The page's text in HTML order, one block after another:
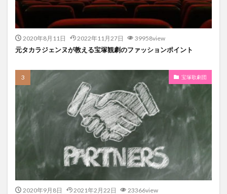
2020年8月11日 2022年11月27日 39958view
元タカラジェンヌが教える宝塚観劇のファッションポイント
宝塚歌劇団
2020年9月8日 2021年2月22日 23366view